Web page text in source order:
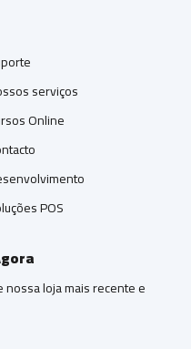
serviços
Online
POS
loja mais recente e